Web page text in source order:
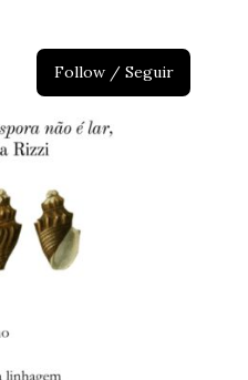
Follow / Seguir